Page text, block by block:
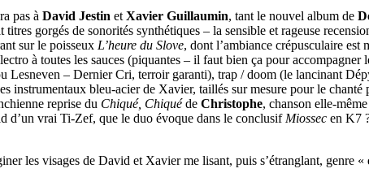
pas à David Jestin et Xavier Guillaumin, tant le nouvel album de
titres gorgés de sonorités synthétiques – la sensible et rageuse
sur le poisseux L’heure du Slove, dont l’ambiance crépusculaire est
à toutes les sauces (piquantes – il faut bien ça pour
Lesneven – Dernier Cri, terroir garanti), trap / doom (le lancinant
instrumentaux bleu-acier de Xavier, taillés sur mesure pour le
reprise du Chiqué, Chiquéde Christophe, chanson elle-
d’un vrai Ti-Zef, que le duo évoque dans le conclusif Miossec en K7
les visages de David et Xavier me lisant, puis s’étranglant, genre